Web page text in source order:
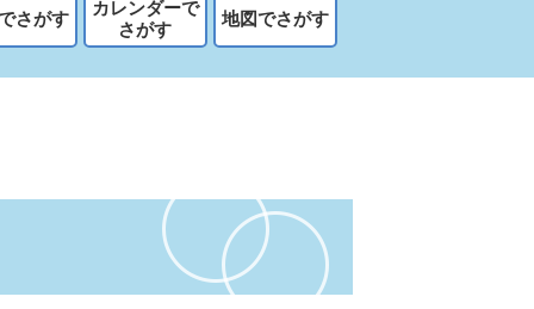
さがす
カレンダーで
さがす
地図でさがす